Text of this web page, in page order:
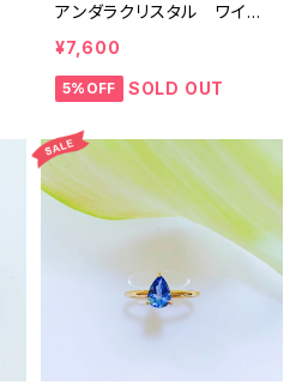
アンダラクリスタル ワイヤ
ーペンダントame-wp3
¥7,600
5%OFF SOLD OUT